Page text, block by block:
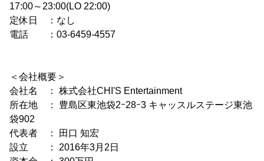
17:00～23:00(LO 22:00)
定休日 ：なし
電話 ：03-6459-4557
＜会社概要＞
会社名 ： 株式会社CHI'S Entertainment
所在地 ： 豊島区東池袋2ｰ28ｰ3 キャッスルステージ東池
袋902
代表者 ： 田口 知宏
設立 ： 2016年3月2日